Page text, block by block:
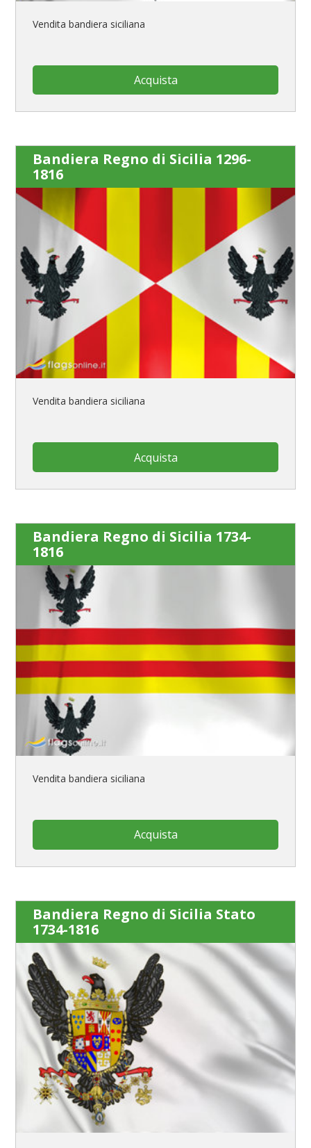
Vendita bandiera siciliana
Acquista
Bandiera Regno di Sicilia 1296-
1816
Vendita bandiera siciliana
Acquista
Bandiera Regno di Sicilia 1734-
1816
Vendita bandiera siciliana
Acquista
Bandiera Regno di Sicilia Stato
1734-1816